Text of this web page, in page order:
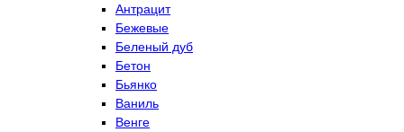
Антрацит
Бежевые
Беленый дуб
Бетон
Бьянко
Ваниль
Венге